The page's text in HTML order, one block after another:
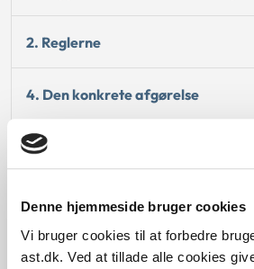
Denne hjemmeside bruger cookies
Vi bruger cookies til at forbedre
ast.dk. Ved at tillade alle cookies
2. Reglerne
4. Den konkrete afgørelse
Begrundelsen for afgørelsen
Bemærkninger til klagen